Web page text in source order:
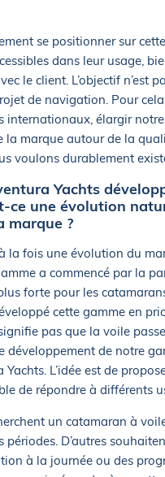
se positionner sur
dans leur usage,
le client. L’objectif n’est
de navigation. Pour
internationaux, élargir
marque autour de la
voulons durablement
Yachts
ce une évolution
marque ?
à la fois une évolution du
a commencé par la
forte pour les
cette gamme en
pas que la voile
développement de notre
Yachts. L’idée est de
de répondre à différents
un catamaran à
périodes. D’autres
à la journée ou des